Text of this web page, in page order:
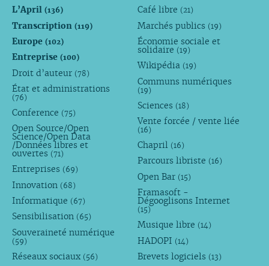
L’April (136)
Transcription (119)
Europe (102)
Entreprise (100)
Droit d’auteur (78)
État et administrations
(76)
Conference (75)
Open Source/Open
Science/Open Data
/Données libres et
ouvertes (71)
Entreprises (69)
Innovation (68)
Informatique (67)
Sensibilisation (65)
Souveraineté numérique
(59)
Réseaux sociaux (56)
Café libre (21)
Marchés publics (19)
Économie sociale et
solidaire (19)
Wikipédia (19)
Communs numériques
(19)
Sciences (18)
Vente forcée / vente liée
(16)
Chapril (16)
Parcours libriste (16)
Open Bar (15)
Framasoft -
Dégooglisons Internet
(15)
Musique libre (14)
HADOPI (14)
Brevets logiciels (13)